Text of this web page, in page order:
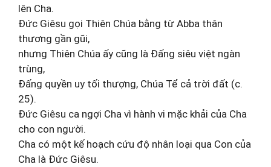
lên Cha.
Đức Giêsu gọi Thiên Chúa bằng từ Abba thân
thương gần gũi,
nhưng Thiên Chúa ấy cũng là Đấng siêu việt ngàn
trùng,
Đấng quyền uy tối thượng, Chúa Tể cả trời đất (c.
25).
Đức Giêsu ca ngợi Cha vì hành vi mặc khải của Cha
cho con người.
Cha có một kế hoạch cứu độ nhân loại qua Con của
Cha là Đức Giêsu.